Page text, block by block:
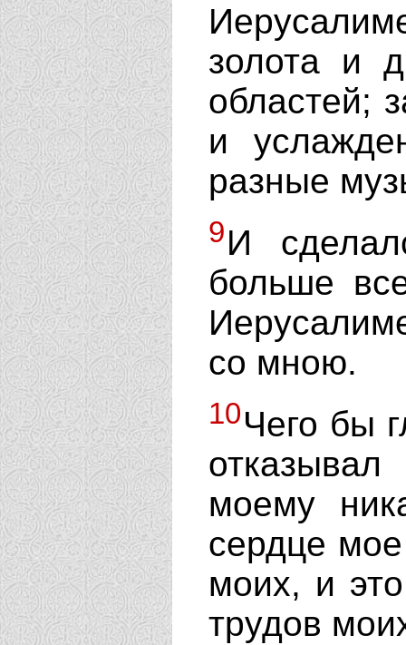
золота и
областей;
и
разные
9И
больше
со мною.
10Чего бы
моему
сердце
моих, и
трудов